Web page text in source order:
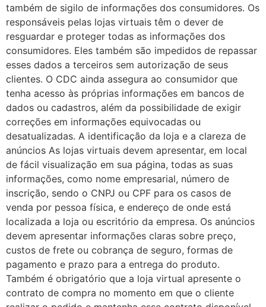
também de sigilo de informações dos consumidores. Os
responsáveis pelas lojas virtuais têm o dever de
resguardar e proteger todas as informações dos
consumidores. Eles também são impedidos de repassar
esses dados a terceiros sem autorização de seus
clientes. O CDC ainda assegura ao consumidor que
tenha acesso às próprias informações em bancos de
dados ou cadastros, além da possibilidade de exigir
correções em informações equivocadas ou
desatualizadas. A identificação da loja e a clareza de
anúncios As lojas virtuais devem apresentar, em local
de fácil visualização em sua página, todas as suas
informações, como nome empresarial, número de
inscrição, sendo o CNPJ ou CPF para os casos de
venda por pessoa física, e endereço de onde está
localizada a loja ou escritório da empresa. Os anúncios
devem apresentar informações claras sobre preço,
custos de frete ou cobrança de seguro, formas de
pagamento e prazo para a entrega do produto.
Também é obrigatório que a loja virtual apresente o
contrato de compra no momento em que o cliente